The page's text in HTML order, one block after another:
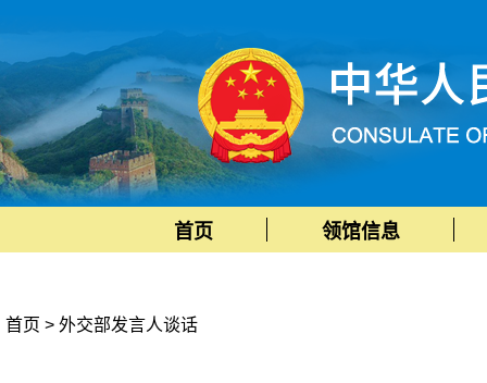
首页 领馆信息
首页 > 外交部发言人谈话